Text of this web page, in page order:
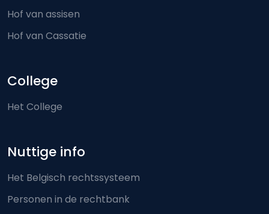
Hof van assisen
Hof van Cassatie
College
Het College
Nuttige info
Het Belgisch rechtssysteem
Personen in de rechtbank